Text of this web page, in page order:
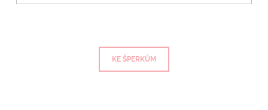
KE ŠPERKŮM